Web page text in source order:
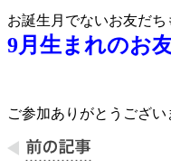
お誕生月でないお友だ
9月生まれのお
ご参加ありがとうござ